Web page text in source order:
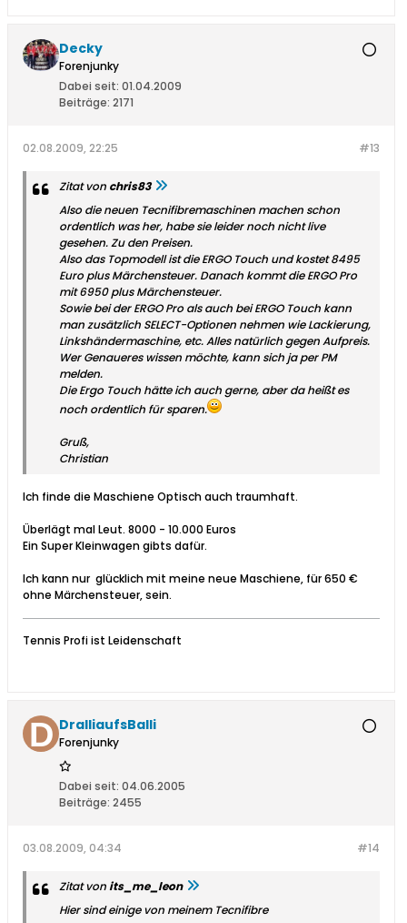
Decky
Forenjunky
Dabei seit: 01.04.2009
Beiträge: 2171
#13
02.08.2009, 22:25
Zitat von chris83
Also die neuen Tecnifibremaschinen machen schon
ordentlich was her, habe sie leider noch nicht live
gesehen. Zu den Preisen.
Also das Topmodell ist die ERGO Touch und kostet 8495
Euro plus Märchensteuer. Danach kommt die ERGO Pro
mit 6950 plus Märchensteuer.
Sowie bei der ERGO Pro als auch bei ERGO Touch kann
man zusätzlich SELECT-Optionen nehmen wie Lackierung,
Linkshändermaschine, etc. Alles natürlich gegen Aufpreis.
Wer Genaueres wissen möchte, kann sich ja per PM
melden.
Die Ergo Touch hätte ich auch gerne, aber da heißt es
noch ordentlich für sparen.
Gruß,
Christian
Ich finde die Maschiene Optisch auch traumhaft.
Überlägt mal Leut. 8000 - 10.000 Euros
Ein Super Kleinwagen gibts dafür.
Ich kann nur glücklich mit meine neue Maschiene, für 650 €
ohne Märchensteuer, sein.
Tennis Profi ist Leidenschaft
DralliaufsBalli
Forenjunky
Dabei seit: 04.06.2005
Beiträge: 2455
#14
03.08.2009, 04:34
Zitat vonits_me_leon
Hier sind einige von meinem Tecnifibre